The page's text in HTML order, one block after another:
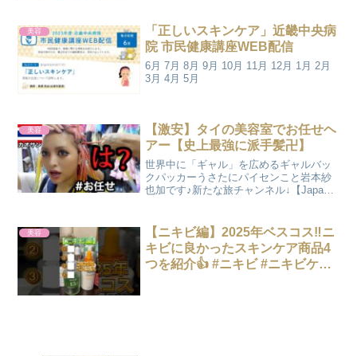
美容
「正しいスキンケア」近畿中央病
院 市民健康講座WEB配信
6月 7月 8月 9月 10月 11月 12月 1月 2月
3月 4月 5月
美容
【激安】タイの美容室でお任せヘ
アー【史上最強に派手髪卍】
世界中に「ギャル」を広めるギャルバッ
クパッカーうさたにパイセンこと岩本紗
也加です♪新たな旅チャンネル↓【Japan
ン！！！こちらからゲットでき...
美容
【ニキビ編】2025年ベスコス‼️ニ
キビに良かったスキンケア商品4
つを紹介👍 #ニキビ #ニキビケア